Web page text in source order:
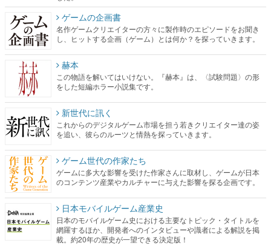
赫本
この物語を解いてはいけない。『赫本』は、〈試験問題〉の形
をした短編ホラー小説集です。
新世代に訊く
これからのデジタルゲーム市場を担う若きクリエイター達の姿
を追い、彼らのルーツと情熱を探っていきます。
ゲーム世代の作家たち
ゲームに多大な影響を受けた作家さんに取材し、ゲームが日本
のコンテンツ産業やカルチャーに与えた影響を探る企画です。
日本モバイルゲーム産業史
日本のモバイルゲーム史における主要なトピック・タイトルを
網羅するほか、開発者へのインタビューや識者による解説を掲
若ゲのいたり〜ゲームクリエイターの青春〜
『うつヌケ』『ペンと箸』等で知られるマンガ家・田中圭一先
生によるゲーム業界レポートマンガです。